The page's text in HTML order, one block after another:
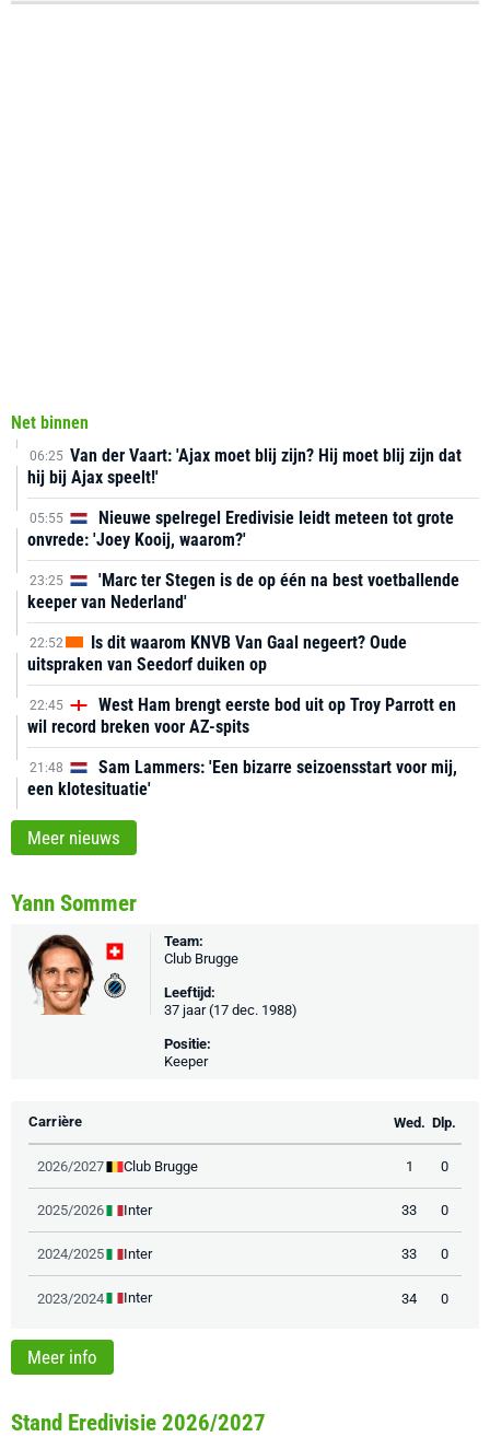
Net binnen
06:25 Van der Vaart: 'Ajax moet blij zijn? Hij moet blij zijn dat
hij bij Ajax speelt!'
05:55
Nieuwe spelregel Eredivisie leidt meteen tot grote
onvrede: 'Joey Kooij, waarom?'
23:25
'Marc ter Stegen is de op één na best voetballende
keeper van Nederland'
22:52
Is dit waarom KNVB Van Gaal negeert? Oude
uitspraken van Seedorf duiken op
22:45
West Ham brengt eerste bod uit op Troy Parrott en
wil record breken voor AZ-spits
21:48
Sam Lammers: 'Een bizarre seizoensstart voor mij,
een klotesituatie'
Meer nieuws
Yann Sommer
Team:
Club Brugge
Leeftijd:
37 jaar (17 dec. 1988)
Positie:
Keeper
Carrière Wed. Dlp.
2026/2027 Club Brugge 1 0
2025/2026 Inter 33 0
2024/2025 Inter 33 0
2023/2024 Inter 34 0
Meer info
Stand Eredivisie 2026/2027